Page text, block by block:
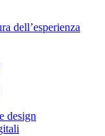
dell’esperienza
design